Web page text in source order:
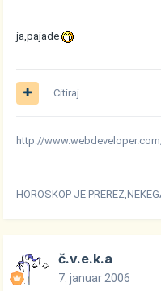
ja,pajade
Citiraj
http://
HOROSKOP JE
č.v.e.k.a
7. januar 2006